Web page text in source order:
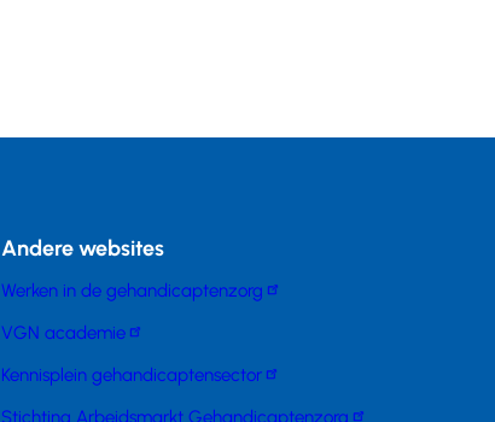
Andere websites
Werken in de gehandicaptenzorg
VGN academie
Kennisplein gehandicaptensector
Stichting Arbeidsmarkt Gehandicaptenzorg